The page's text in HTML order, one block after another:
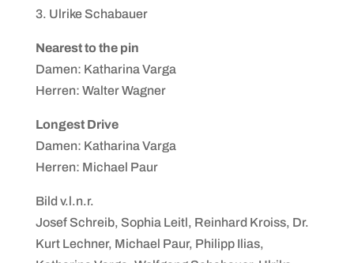
3. Ulrike Schabauer
Nearest to the pin
Damen: Katharina Varga
Herren: Walter Wagner
Longest Drive
Damen: Katharina Varga
Herren: Michael Paur
Bild v.l.n.r.
Josef Schreib, Sophia Leitl, Reinhard Kroiss, Dr.
Kurt Lechner, Michael Paur, Philipp Ilias,